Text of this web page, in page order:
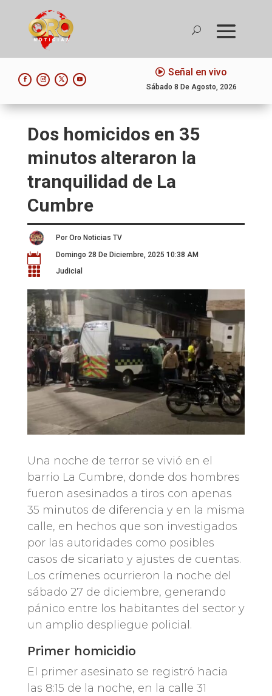
Señal en vivo
Sábado 8 De Agosto, 2026
Dos homicidos en 35
minutos alteraron la
tranquilidad de La
Cumbre
Por Oro Noticias TV
 Domingo 28 De Diciembre, 2025 10:38 AM
 Judicial
Una noche de terror se vivió en el
barrio La Cumbre, donde dos hombres
fueron asesinados a tiros con apenas
35 minutos de diferencia y en la misma
calle, en hechos que son investigados
por las autoridades como posibles
casos de sicariato y ajustes de cuentas.
Los crímenes ocurrieron la noche del
sábado 27 de diciembre, generando
pánico entre los habitantes del sector y
un amplio despliegue policial.
Primer homicidio
El primer asesinato se registró hacia
las 8:15 de la noche, en la calle 31